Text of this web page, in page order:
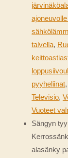
talvella,
pyyheliinat,
Televisio,
Vuoteet
Sängyn
alasänky